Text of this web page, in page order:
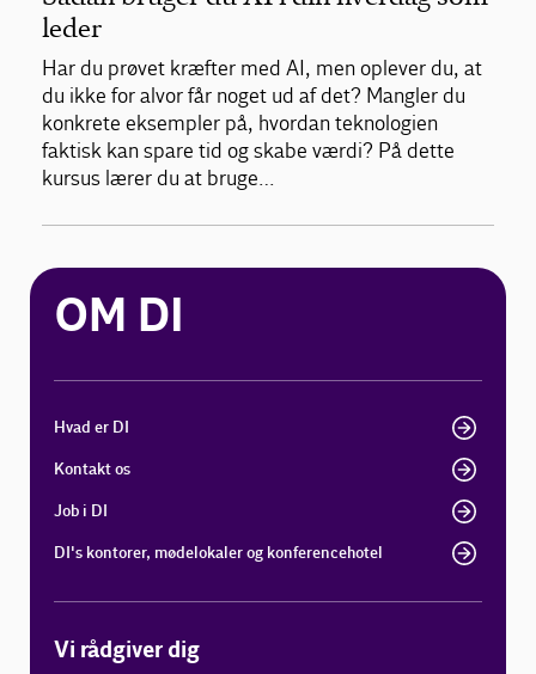
leder
Har du prøvet kræfter med AI, men oplever du, at
du ikke for alvor får noget ud af det? Mangler du
konkrete eksempler på, hvordan teknologien
faktisk kan spare tid og skabe værdi? På dette
kursus lærer du at bruge…
OM DI
Hvad er DI
Kontakt os
Job i DI
DI's kontorer, mødelokaler og konferencehotel
Vi rådgiver dig